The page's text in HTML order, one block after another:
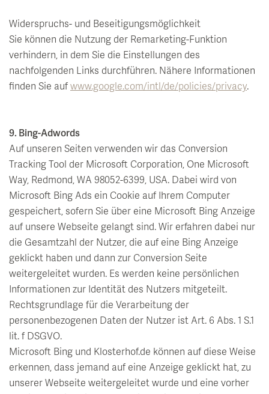
Widerspruchs- und Beseitigungsmöglichkeit
Sie können die Nutzung der Remarketing-Funktion
verhindern, in dem Sie die Einstellungen des
nachfolgenden Links durchführen. Nähere Informationen
finden Sie auf www.google.com/intl/de/policies/privacy.
9. Bing-Adwords
Auf unseren Seiten verwenden wir das Conversion
Tracking Tool der Microsoft Corporation, One Microsoft
Way, Redmond, WA 98052-6399, USA. Dabei wird von
Microsoft Bing Ads ein Cookie auf Ihrem Computer
gespeichert, sofern Sie über eine Microsoft Bing Anzeige
auf unsere Webseite gelangt sind. Wir erfahren dabei nur
die Gesamtzahl der Nutzer, die auf eine Bing Anzeige
geklickt haben und dann zur Conversion Seite
weitergeleitet wurden. Es werden keine persönlichen
Informationen zur Identität des Nutzers mitgeteilt.
Rechtsgrundlage für die Verarbeitung der
personenbezogenen Daten der Nutzer ist Art. 6 Abs. 1 S.1
lit. f DSGVO.
Microsoft Bing und Klosterhof.de können auf diese Weise
erkennen, dass jemand auf eine Anzeige geklickt hat, zu
unserer Webseite weitergeleitet wurde und eine vorher